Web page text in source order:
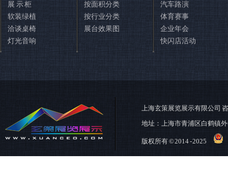
展 示 柜
软装绿植
洽谈桌椅
灯光音响
按面积分类
按行业分类
展台效果图
汽车路演
体育赛事
企业年会
快闪店活动
上海玄策展览展示有限公司
地址：上海市青浦区白鹤镇
版权所有 © 2014 - 2025